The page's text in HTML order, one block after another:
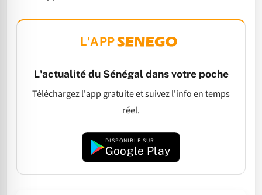
L'APP
L'actualité du Sénégal dans votre poche
Téléchargez l'app gratuite et suivez l'info en temps
réel.
DISPONIBLE SUR
Google Play